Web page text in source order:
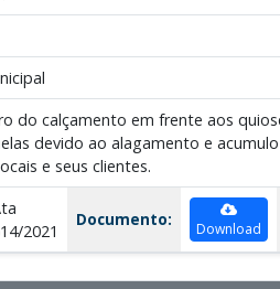
do calçamento em frente aos
devido ao alagamento e
e seus clientes.
2021
Documento: Download